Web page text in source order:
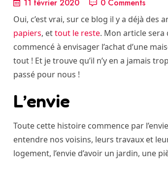
11 février 2020 0 Comments
Oui, c’est vrai, sur ce blog il y a déjà des
papiers, ettout le reste. Mon article sera
commencé à envisager l’achat d’une
tout ! Et je trouve qu’il n’y en a jamais
passé pour nous !
L’envie
Toute cette histoire commence par
entendre nos voisins, leurs travaux et
logement, l’envie d’avoir un jardin, une